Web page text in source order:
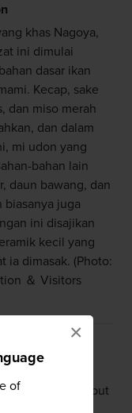
of
×
khas Nagoya,
ini dimulai
dasar ikan
Kecap, sake
dan miso merah
dan dalam
mi udon yang
bahan lain
daun bawang, dan
biasanya juga
ini disajikan
kecil yang
ia dimasak. (Photo:
＆ Visitors
nasi, rumput
disajikan